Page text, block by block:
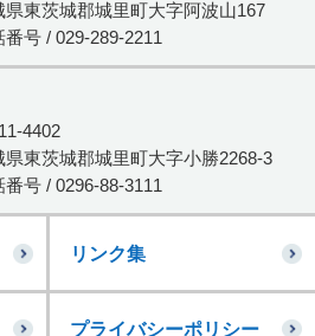
県東茨城郡城里町大字阿波山167
番号 / 029-289-2211
4402
県東茨城郡城里町大字小勝2268-3
番号 / 0296-88-3111
リンク集
プライバシーポリシー